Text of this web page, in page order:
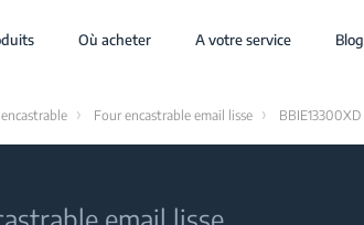
Où acheter A votre service Blog
Four encastrable email lisse BBIE13300XD
email lisse